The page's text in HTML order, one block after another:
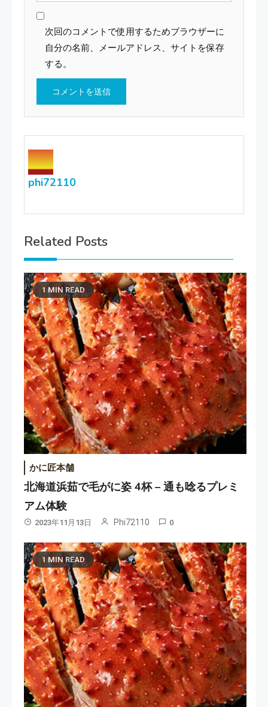
次回のコメントで使用するためブラウザーに
自分の名前、メールアドレス、サイトを保存
する。
phi72110
Related Posts
1 MIN READ
かに匠本舗
北海道浜茹で毛がに姿 4杯 – 通も唸るプレミ
アム体験
2023年11月13日 Phi72110 0
1 MIN READ